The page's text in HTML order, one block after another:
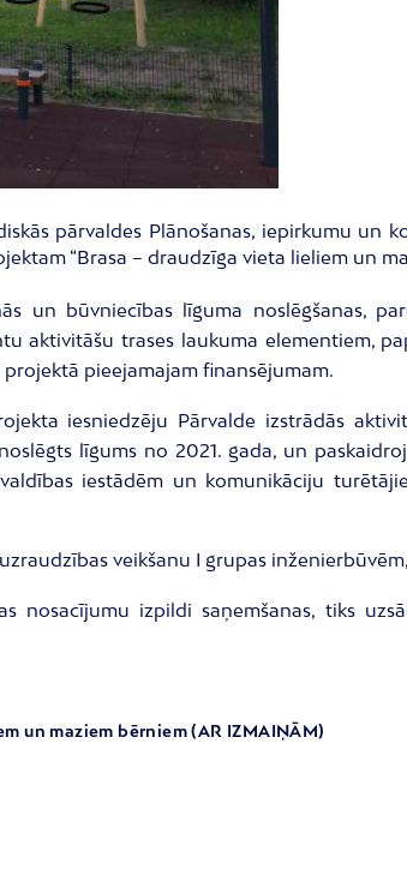
pārvaldes Plānošanas, iepirkumu
“Brasa – draudzīga vieta lieliem un
un būvniecības līguma noslēgšanas,
aktivitāšu trases laukuma elementiem,
pieejamajam finansējumam.
iesniedzēju Pārvalde izstrādās
līgums no 2021. gada, un
iestādēm un komunikāciju
veikšanu I grupas
nosacījumu izpildi saņemšanas, tiks
un maziem bērniem (AR IZMAIŅĀM)